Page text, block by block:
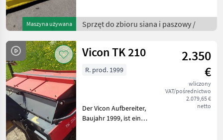
Maszyna używana
renommierten Marke
Pöttinger, die bekannt für
Effizienz in der La
Sprzęt do zbioru siana i paszowy /
Vicon TK 210
2.350
€
wliczony
VAT/pośrednictwo
2.079,65 €
netto
R. prod. 1999
Der Vicon Aufbereiter,
Baujahr 1999, ist ein